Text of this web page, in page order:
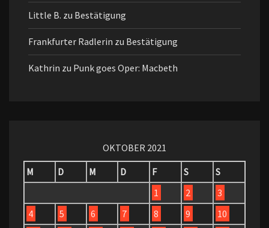
Little B. zu Bestätigung
Frankfurter Radlerin zu Bestätigung
Kathrin zu Punk goes Oper: Macbeth
OKTOBER 2021
M
D M D F S
S
1
2
3
4
5 6 7 8 9
10